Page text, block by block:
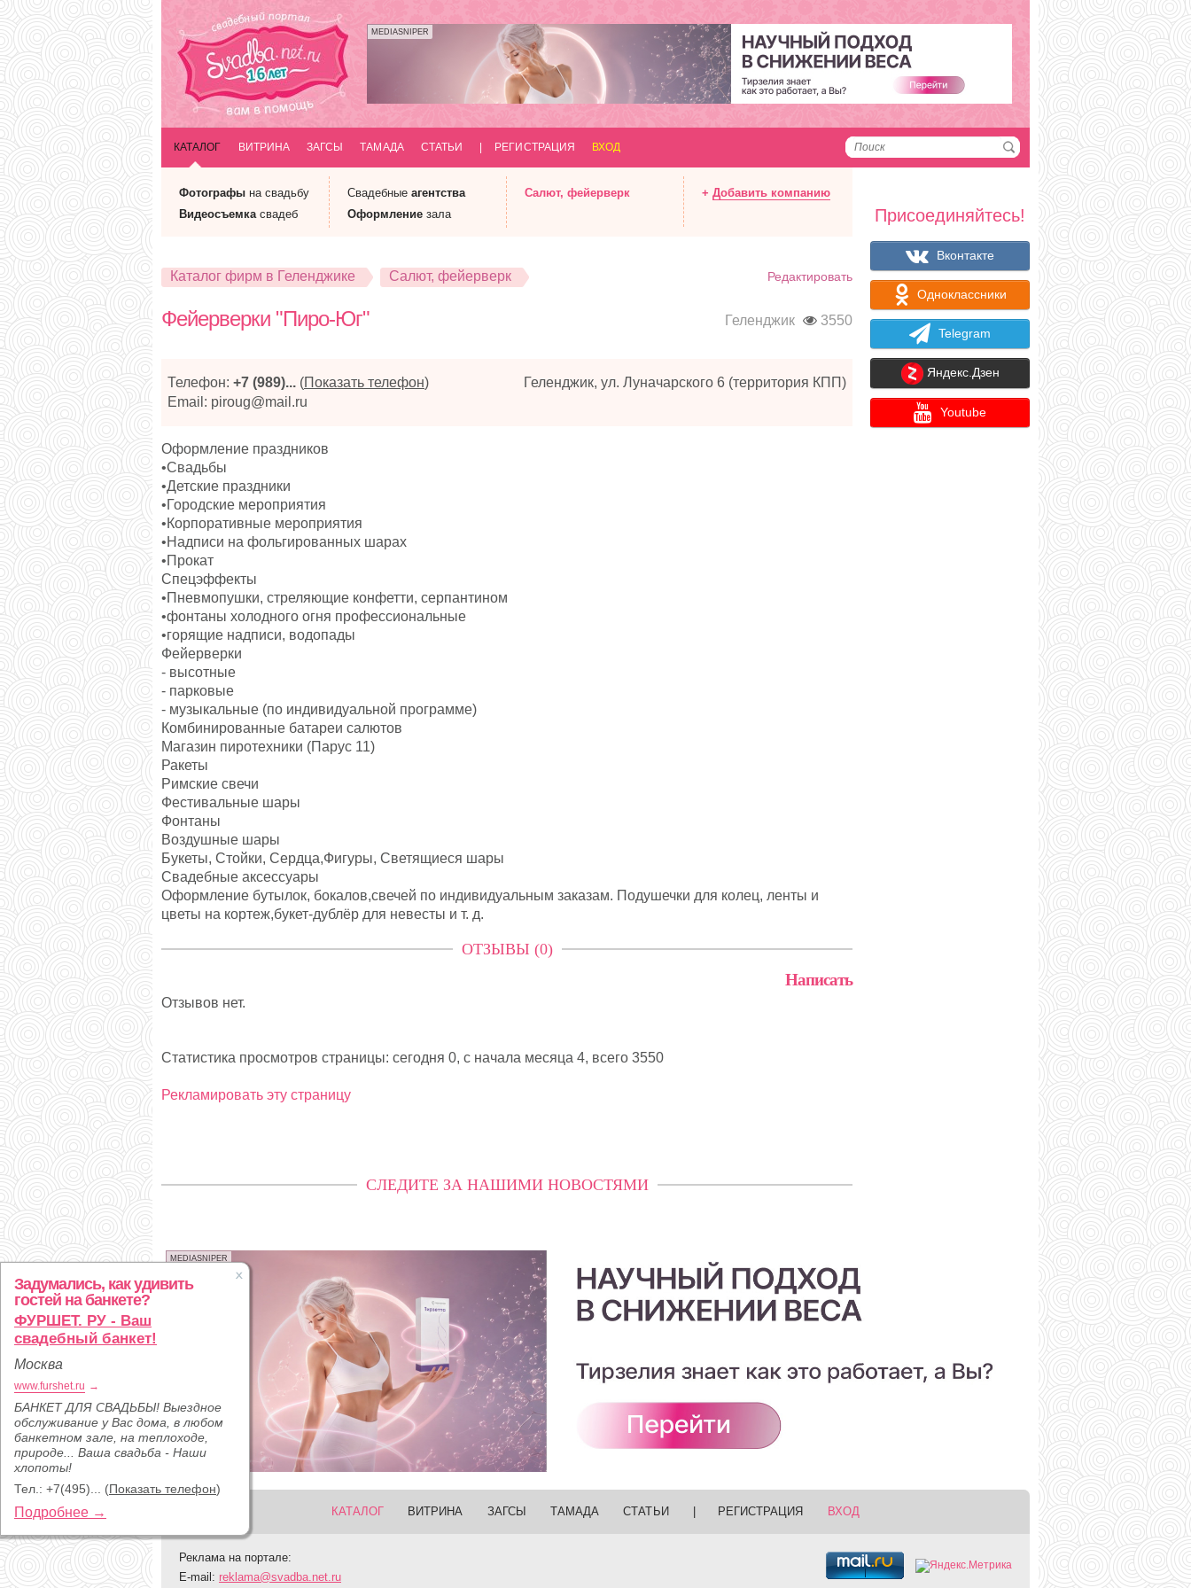
MEDIASNIPER
КАТАЛОГ ВИТРИНА ЗАГСЫ ТАМАДА СТАТЬИ РЕГИСТРАЦИЯ ВХОД
Фотографы на свадьбу
Видеосъемкасвадеб
Свадебные агентства
Оформление зала
Салют, фейерверк + Добавить компанию
Редактировать
Каталог фирм в Геленджике Салют, фейерверк
Геленджик 3550
Фейерверки "Пиро-Юг"
Телефон: +7 (989)... (Показать телефон)
Email: piroug@mail.ru
Геленджик, ул. Луначарского 6 (территория КПП)
Оформление праздников
•Свадьбы
•Детские праздники
•Городские мероприятия
•Корпоративные мероприятия
•Надписи на фольгированных шарах
•Прокат
Спецэффекты
•Пневмопушки, стреляющие конфетти, серпантином
•фонтаны холодного огня профессиональные
•горящие надписи, водопады
Фейерверки
- высотные
- парковые
- музыкальные (по индивидуальной программе)
Комбинированные батареи салютов
Магазин пиротехники (Парус 11)
Ракеты
Римские свечи
Фестивальные шары
Фонтаны
Воздушные шары
Букеты, Стойки, Сердца,Фигуры, Светящиеся шары
Свадебные аксессуары
Оформление бутылок, бокалов,свечей по индивидуальным заказам. Подушечки для колец, ленты и
цветы на кортеж,букет-дублёр для невесты и т. д.
ОТЗЫВЫ (0)
Написать
Отзывов нет.
Статистика просмотров страницы: сегодня 0, с начала месяца 4, всего 3550
Рекламировать эту страницу
Задумались, как удивить
гостей на банкете?
ФУРШЕТ. РУ - Ваш
свадебный банкет!
Москва
www.furshet.ru →
БАНКЕТ ДЛЯ СВАДЬБЫ! Выездное
обслуживание у Вас дома, в любом
банкетном зале, на теплоходе,
природе... Ваша свадьба - Наши
хлопоты!
Тел.: +7(495)... (Показать телефон)
Подробнее →
СЛЕДИТЕ ЗА НАШИМИ НОВОСТЯМИ
Присоединяйтесь!
Вконтакте
Одноклассники
Telegram
Яндекс.Дзен
Youtube
MEDIASNIPER
КАТАЛОГ ВИТРИНА ЗАГСЫ ТАМАДА СТАТЬИ РЕГИСТРАЦИЯ ВХОД
Реклама на портале:
E-mail: reklama@svadba.net.ru